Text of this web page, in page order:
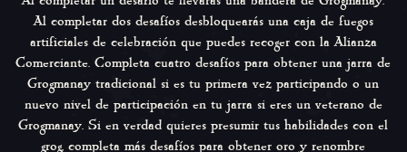
Al completar dos desafíos desbloquearás una caja de fuegos
artificiales de celebración que puedes recoger con la Alianza
Comerciante. Completa cuatro desafíos para obtener una jarra de
Grogmanay tradicional si es tu primera vez participando o un
nuevo nivel de participación en tu jarra si eres un veterano de
Grogmanay. Si en verdad quieres presumir tus habilidades con el
grog, completa más desafíos para obtener oro y renombre